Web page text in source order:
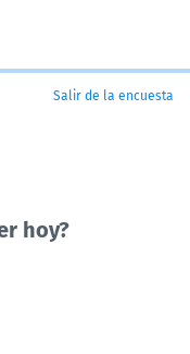
Salir de la encuesta
hoy?